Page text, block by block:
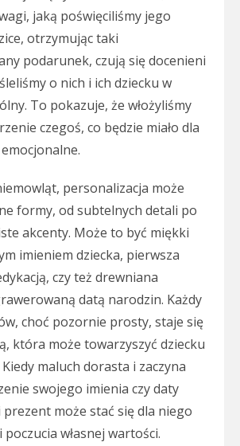
jaką poświęciliśmy jego
otrzymując taki
podarunek, czują się docenieni
o nich i ich dziecku w
To pokazuje, że włożyliśmy
czegoś, co będzie miało dla
personalizacja może
formy, od subtelnych detali po
akcenty. Może to być miękki
imieniem dziecka, pierwsza
czy też drewniana
datą narodzin. Każdy
choć pozornie prosty, staje się
która może towarzyszyć dziecku
maluch dorasta i zaczyna
swojego imienia czy daty
może stać się dla niego
poczucia własnej wartości.